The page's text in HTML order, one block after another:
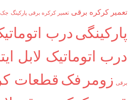
تعمیر کرکره برقی تعمیر کرکره برقی پارکینگ جک
پارکینگیدرب
درب اتوماتیک لابل
برقی زومر فک قطعات